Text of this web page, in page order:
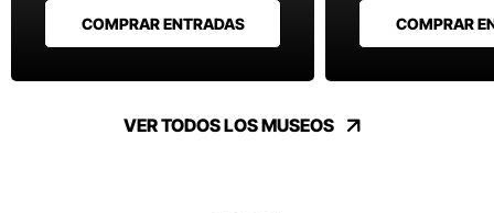
COMPRAR ENTRADAS COMPRAR
VER TODOS LOS MUSEOS